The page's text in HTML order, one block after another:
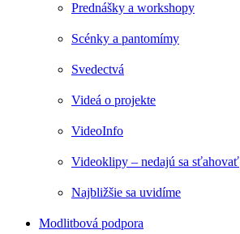
Prednášky a workshopy
Scénky a pantomímy
Svedectvá
Videá o projekte
VideoInfo
Videoklipy – nedajú sa sťahovať
Najbližšie sa uvidíme
Modlitbová podpora